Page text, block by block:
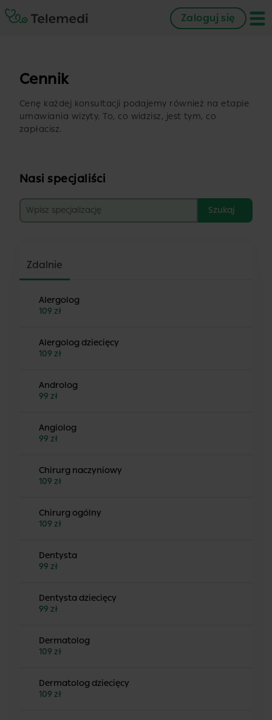
Zaloguj się
Cennik
Cenę każdej konsultacji podajemy również na etapie
umawiania wizyty. To, co widzisz, jest tym, co
zapłacisz.
Nasi specjaliści
Szukaj
Zdalnie
Alergolog
109 zł
Alergolog dziecięcy
109 zł
Androlog
99 zł
Angiolog
99 zł
Chirurg naczyniowy
109 zł
Chirurg ogólny
109 zł
Dentysta
99 zł
Dentysta dziecięcy
99 zł
Dermatolog
109 zł
Dermatolog dziecięcy
109 zł